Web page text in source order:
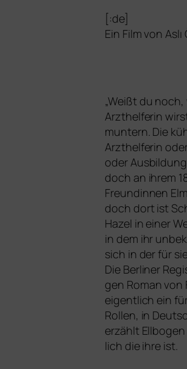
[:de]
Ein Film von Aslı
„Weißt du noch,
Arzthelferin
mun­tern. Die
Arzthelferin
oder
doch an ihrem
Freundinnen
doch dort ist
Hazel in einer
in dem ihr
sich in der für
Die Berliner
gen Roman
eigent­lich ein
Rollen, in
erzählt Ellbogen
lich die ihre ist.